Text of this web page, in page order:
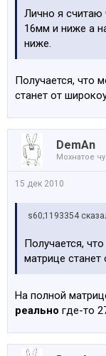
Лично я считаю
16мм и ниже а
ниже.
Получается, что
станет от
DemAn
Мохнатое
15 дек 2010
s60;1193354
Получается,
матрице
На полной
реально где-то